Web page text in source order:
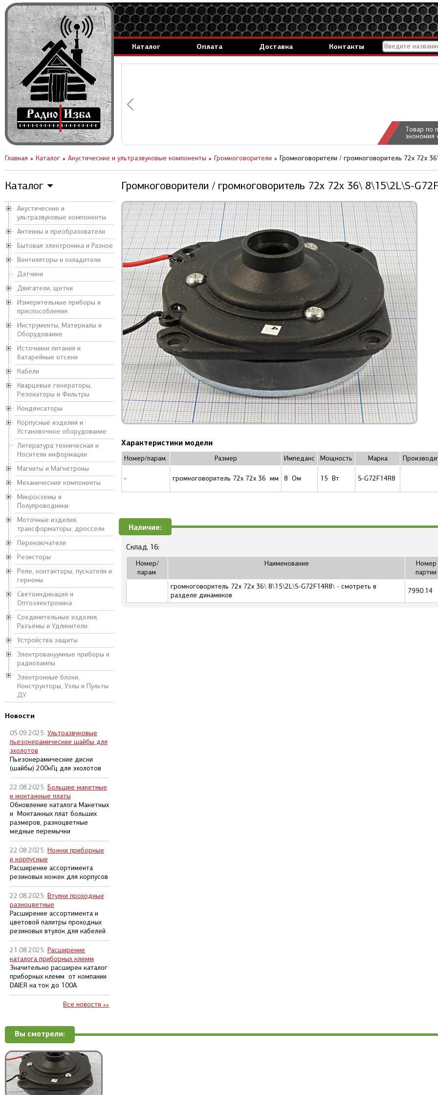
Каталог Оплата Доставка Контакты
генераторы.
за 1 день.
Товар по
экономия
Каталог ▼
Акустические и
ультразвуковые компоненты
Антенны и преобразователи
Бытовая электроника и Разное
Вентиляторы и охладители
Датчики
Двигатели, щетки
Измерительные приборы и
приспособления
Инструменты, Материалы и
Оборудование
Источники питания и
батарейные отсеки
Кабели
Кварцевые генераторы,
Резонаторы и Фильтры
Конденсаторы
Корпусные изделия и
Установочное оборудование
Литература техническая и
Носители информации
Магниты и Магнетроны
Механические компоненты
Микросхемы и
Полупроводники
Моточные изделия,
трансформаторы, дроссели
Переключатели
Резисторы
Реле, контакторы, пускатели и
герконы
Светоиндикация и
Оптоэлектроника
Соединительные изделия,
Разъёмы и Удлинители
Устройства защиты
Электровакуумные приборы и
радиолампы
Электронные блоки,
Конструкторы, Узлы и Пульты
ДУ
Новости
05.09.2025: Ультразвуковые
пьезокерамические шайбы для
эхолотов
Пьезокерамические диски
(шайбы) 200кГц для эхолотов
22.08.2025: Большие макетные
и монтажные платы
Обновление каталога Макетных
и Монтажных плат больших
размеров, разноцветные
медные перемычки
22.08.2025: Ножки приборные
и корпусные
Расширение ассортимента
резиновых ножек для корпусов
22.08.2025: Втулки проходные
разноцветные
Расширение ассортимента и
цветовой палитры проходных
резиновых втулок для кабелей.
21.08.2025: Расширение
каталога приборных клемм
Значительно расширен каталог
приборных клемм от компании
DAIER на ток до 100А.
Все новости »»
Громкоговорители / громкоговоритель 72x 72x 36\ 8\15\2L\S-
Главная Каталог Акустические и ультразвуковые компоненты Громкоговорители Громкоговорители / громкоговоритель 72x 72x
Характеристики модели
Номер/парам. Размер Импеданс Мощность Марка
- громкоговоритель 72x 72x 36 мм 8 Ом 15 Вт S-G72F14R8
Наличие:
Склад, 16:
Номер/
парам.
Наименование
Номер
партии
громкоговоритель 72x 72x 36\ 8\15\2L\S-G72F14R8\ - смотреть в
разделе динамиков
7990.14
Вы смотрели: